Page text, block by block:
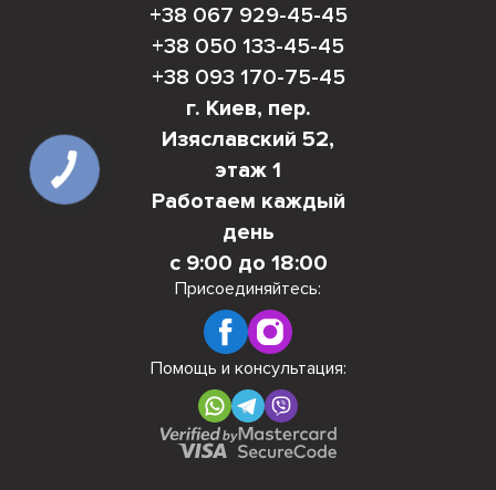
+38 067 929-45-45
+38 050 133-45-45
+38 093 170-75-45
г. Киев, пер.
Изяславский 52,
этаж 1
Работаем каждый
день
с 9:00 до 18:00
Присоединяйтесь:
Помощь и консультация: